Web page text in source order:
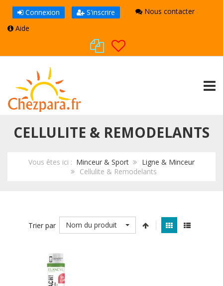
Connexion S'inscrire
Nous contacter
Aide
CELLULITE & REMODELANTS
Vous êtes ici : Minceur & Sport
Ligne & Minceur
Cellulite & Remodelants
Trier par Nom du produit